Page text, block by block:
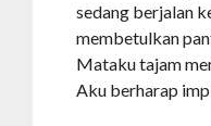
sedang berjalan
membetulkan
Mataku tajam
Aku berharap